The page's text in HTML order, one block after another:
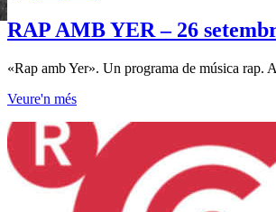
RAP AMB YER – 26
«Rap amb Yer». Un programa de música rap.
Veure'n més